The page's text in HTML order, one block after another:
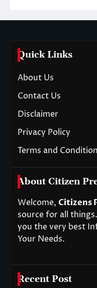
Quick Links
About Us
Contact Us
Disclaimer
Privacy Policy
Terms and
About Citizen
Welcome, Citizens
source for all
you the very best
Your Needs.
Recent Post